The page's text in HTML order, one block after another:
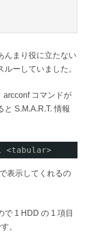
んまり役に立たない
ーしていました。
arcconf コマンドが
S.M.A.R.T. 情報
<tabular>
表示してくれるの
で 1 HDD の 1 項目
。